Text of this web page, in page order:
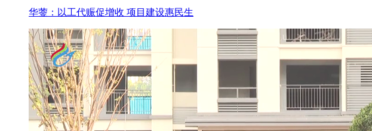
华蓥：以工代赈促增收 项目建设惠民生